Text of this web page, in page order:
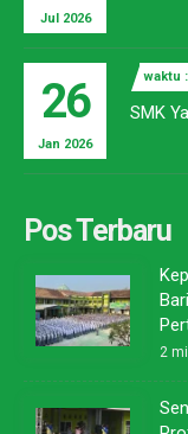
Jul 2026
26
Jan 2026
waktu
SMK
Pos Terbaru
2